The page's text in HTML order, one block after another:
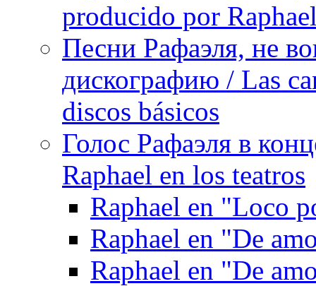
producido por
Песни Рафаэля, не
дискографию / Las
discos básicos
Голос Рафаэля в
Raphael en los teatros
Raphael en "Loco
Raphael en "De
Raphael en "De